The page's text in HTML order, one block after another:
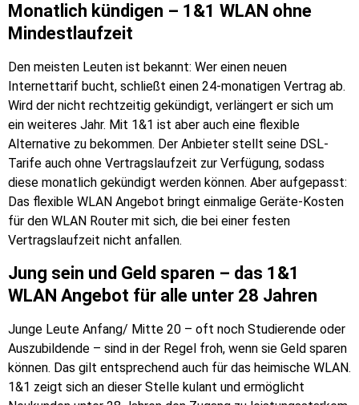
Monatlich kündigen – 1&1 WLAN ohne
Mindestlaufzeit
Den meisten Leuten ist bekannt: Wer einen neuen
Internettarif bucht, schließt einen 24-monatigen Vertrag ab.
Wird der nicht rechtzeitig gekündigt, verlängert er sich um
ein weiteres Jahr. Mit 1&1 ist aber auch eine flexible
Alternative zu bekommen. Der Anbieter stellt seine DSL-
Tarife auch ohne Vertragslaufzeit zur Verfügung, sodass
diese monatlich gekündigt werden können. Aber aufgepasst:
Das flexible WLAN Angebot bringt einmalige Geräte-Kosten
für den WLAN Router mit sich, die bei einer festen
Vertragslaufzeit nicht anfallen.
Jung sein und Geld sparen – das 1&1
WLAN Angebot für alle unter 28 Jahren
Junge Leute Anfang/ Mitte 20 – oft noch Studierende oder
Auszubildende – sind in der Regel froh, wenn sie Geld sparen
können. Das gilt entsprechend auch für das heimische WLAN.
1&1 zeigt sich an dieser Stelle kulant und ermöglicht